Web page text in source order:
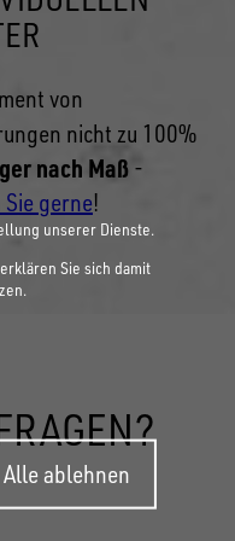
von
nicht zu 100%
nach Maß -
gerne!
unserer Dienste.
Sie sich damit
Alle ablehnen